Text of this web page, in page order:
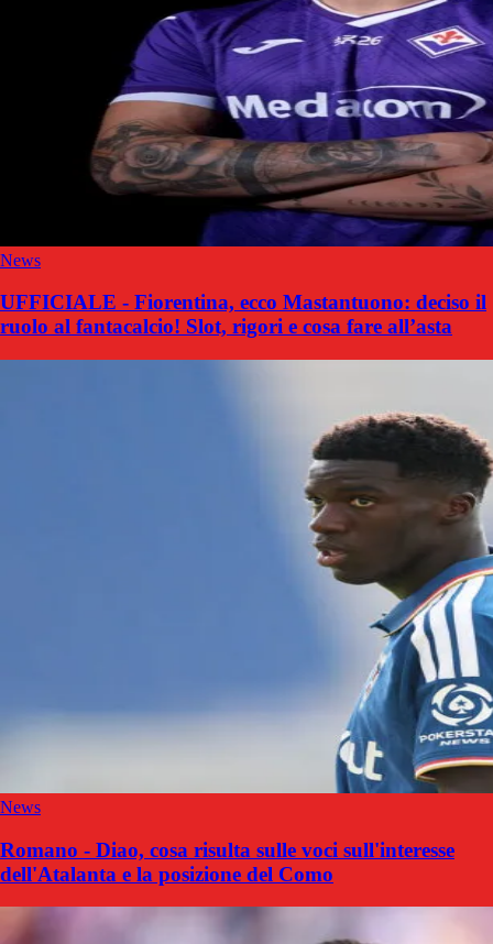
News
UFFICIALE - Fiorentina, ecco Mastantuono: deciso il
ruolo al fantacalcio! Slot, rigori e cosa fare all’asta
News
Romano - Diao, cosa risulta sulle voci sull'interesse
dell'Atalanta e la posizione del Como